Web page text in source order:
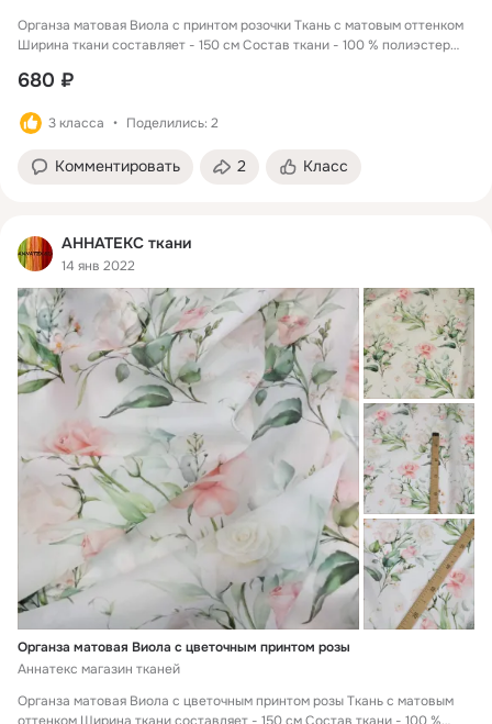
Органза матовая Виола с принтом розочки Ткань с матовым оттенком
Ширина ткани составляет - 150 см Состав ткани - 100 % полиэстер
метр ткани Оптовая цена действует при заказе рулона ткани Органза
пошива нарядных платьев.
680 ₽
3 класса Поделились: 2
Комментировать 2 Класс
АННАТЕКС ткани
14 янв 2022
Органза матовая Виола с цветочным принтом розы
Аннатекс магазин тканей
Органза матовая Виола с цветочным принтом розы Ткань с матовым